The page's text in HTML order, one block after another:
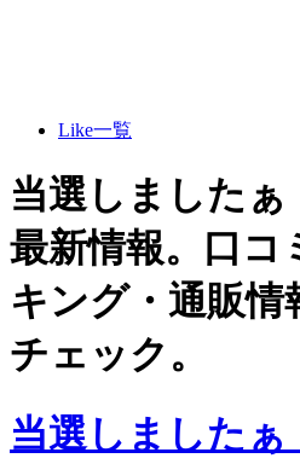
Like一覧
当選しましたぁ
最新情報。口コ
キング・通販情
チェック。
当選しましたぁ